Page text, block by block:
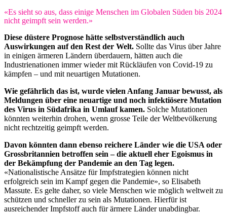
«Es sieht so aus, dass einige Menschen im Globalen Süden bis 2024
nicht geimpft sein werden.»
Diese düstere Prognose hätte selbstverständlich auch
Auswirkungen auf den Rest der Welt. Sollte das Virus über Jahre
in einigen ärmeren Ländern überdauern, hätten auch die
Industrienationen immer wieder mit Rückläufen von Covid-19 zu
kämpfen – und mit neuartigen Mutationen.
Wie gefährlich das ist, wurde vielen Anfang Januar bewusst, als
Meldungen über eine neuartige und noch infektiösere Mutation
des Virus in Südafrika in Umlauf kamen. Solche Mutationen
könnten weiterhin drohen, wenn grosse Teile der Weltbevölkerung
nicht rechtzeitig geimpft werden.
Davon könnten dann ebenso reichere Länder wie die USA oder
Grossbritannien betroffen sein – die aktuell eher Egoismus in
der Bekämpfung der Pandemie an den Tag legen.
«Nationalistische Ansätze für Impfstrategien können nicht
erfolgreich sein im Kampf gegen die Pandemie», so Elisabeth
Massute. Es gelte daher, so viele Menschen wie möglich weltweit zu
schützen und schneller zu sein als Mutationen. Hierfür ist
ausreichender Impfstoff auch für ärmere Länder unabdingbar.